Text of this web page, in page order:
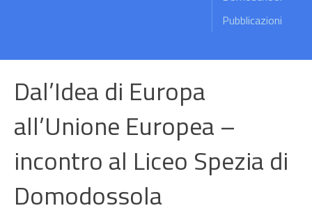
Pubblicazioni
Dal’Idea di Europa
all’Unione Europea –
incontro al Liceo Spezia di
Domodossola